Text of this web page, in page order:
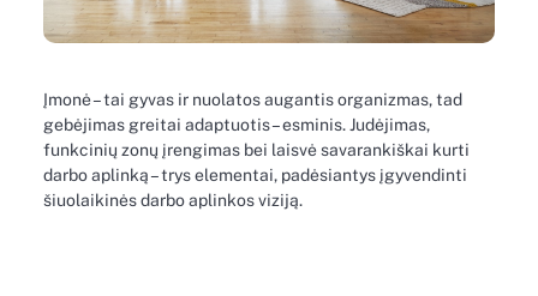
Įmonė – tai gyvas ir nuolatos augantis organizmas, tad
gebėjimas greitai adaptuotis – esminis. Judėjimas,
funkcinių zonų įrengimas bei laisvė savarankiškai kurti
darbo aplinką – trys elementai, padėsiantys įgyvendinti
šiuolaikinės darbo aplinkos viziją.